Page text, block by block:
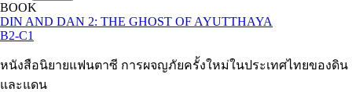
BOOK
DIN AND DAN 2: THE GHOST OF AYUTTHAYA
B2-C1
หนังสือนิยายแฟนตาซี การผจญภัยครั้งใหม่ในประเทศไทยของดิน
และแดน